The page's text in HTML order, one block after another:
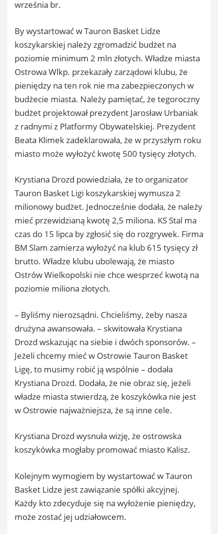
września br.
By wystartować w Tauron Basket Lidze
koszykarskiej należy zgromadzić budżet na
poziomie minimum 2 mln złotych. Władze miasta
Ostrowa Wlkp. przekazały zarządowi klubu, że
pieniędzy na ten rok nie ma zabezpieczonych w
budżecie miasta. Należy pamiętać, że tegoroczny
budżet projektował prezydent Jarosław Urbaniak
z radnymi z Platformy Obywatelskiej. Prezydent
Beata Klimek zadeklarowała, że w przyszłym roku
miasto może wyłożyć kwotę 500 tysięcy złotych.
Krystiana Drozd powiedziała, że to organizator
Tauron Basket Ligi koszykarskiej wymusza 2
milionowy budżet. Jednocześnie dodała, że należy
mieć przewidzianą kwotę 2,5 miliona. KS Stal ma
czas do 15 lipca by zgłosić się do rozgrywek. Firma
BM Slam zamierza wyłożyć na klub 615 tysięcy zł
brutto. Władze klubu ubolewają, że miasto
Ostrów Wielkopolski nie chce wesprzeć kwotą na
poziomie miliona złotych.
– Byliśmy nierozsądni. Chcieliśmy, żeby nasza
drużyna awansowała. – skwitowała Krystiana
Drozd wskazując na siebie i dwóch sponsorów. –
Jeżeli chcemy mieć w Ostrowie Tauron Basket
Ligę, to musimy robić ją wspólnie – dodała
Krystiana Drozd. Dodała, że nie obraz się, jeżeli
władze miasta stwierdzą, że koszykówka nie jest
w Ostrowie najważniejsza, że są inne cele.
Krystiana Drozd wysnuła wizję, że ostrowska
koszykówka mogłaby promować miasto Kalisz.
Kolejnym wymogiem by wystartować w Tauron
Basket Lidze jest zawiązanie spółki akcyjnej.
Każdy kto zdecyduje się na wyłożenie pieniędzy,
może zostać jej udziałowcem.